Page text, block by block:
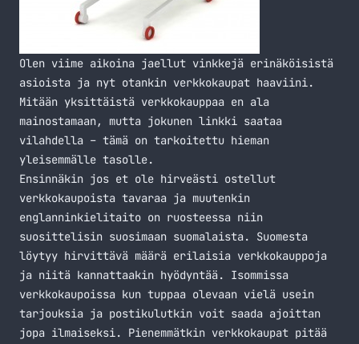
Olen viime aikoina jaellut vinkkejä erinäköisistä
asioista ja nyt otankin verkkokaupat haaviini.
Mitään yksittäistä verkkokauppaa en ala
mainostamaan, mutta jokunen linkki saataa
vilahdella – tämä on tarkoitettu hieman
yleisemmälle tasolle.
Ensinnäkin jos et ole hirveästi ostellut
verkkokaupoista tavaraa ja muutenkin
englanninkielitaito on ruosteessa niin
suosittelisin suosimaan suomalaista. Suomesta
löytyy hirvittävä määrä erilaisia verkkokauppoja
ja niitä kannattaakin hyödyntää. Isommissa
verkkokaupoissa kun tuppaa olevaan vielä usein
tarjouksia ja postikulutkin voit saada ajoittan
jopa ilmaiseksi. Pienemmätkin verkkokaupat pitää